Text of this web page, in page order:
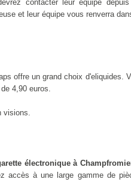
contacter leur équipe
et leur équipe vous renverra
offre un grand choix d'eliquides.
4,90 euros.
visions.
électronique à
accès à une large gamme de